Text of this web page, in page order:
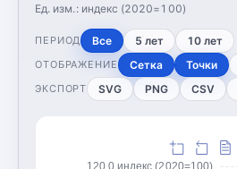
Ед. изм.: индекс (2020=100)
ПЕРИОД Все 5 лет 10 лет
ОТОБРАЖЕНИЕ Сетка Точки
ЭКСПОРТ SVG PNG CSV
120,0 индекс (2020=100)